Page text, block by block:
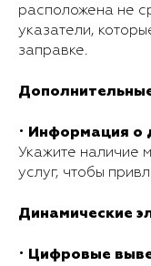
расположена не
указатели,
заправке.
• Информация о
Укажите наличие
услуг, чтобы
Динамические
• Цифровые